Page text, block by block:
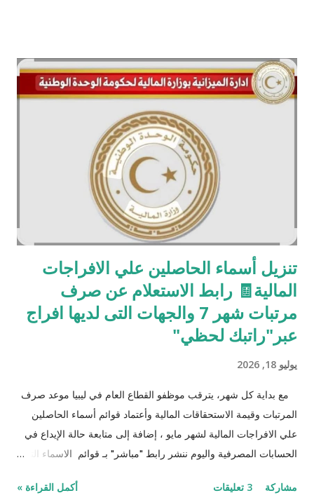
6500 و الكهرباء أقل 2500 وأكتر مرتب 8000 أسماء قوائم
الإفراجات المالية الجديدة عن مرتبات الموظفين في ليبيا شهدت
منظومة “راتبك لحظي” التي أطلقت لتسريع إحالة المرتبات إلى
المصارف، تباطؤاً في دخول الجهات الرسمية إليها خلال شهري نوفمبر
وديسمبر يالروابط ، نتيجة معارضة حكومة حماد وعدد من الوزارات
التابعة لحكومة الدبيبة. هذا التباطؤ انعكس على حجم المرتبات المحالة
شهرياً، حيث سجلت المنظومة نموا...
تنزيل أسماء الحاصلين علي الافراجات
المالية🧾 رابط الاستعلام عن صرف
مرتبات شهر 7 والجهات التى لديها افراج
عبر"راتبك لحظي"
يوليو 18, 2026
مع بداية كل شهر، يترقب موظفو القطاع العام في ليبيا موعد صرف
المرتبات وقيمة الاستحقاقات المالية وأعتماد قوائم أسماء الحاصلين
علي الافراجات المالية لشهر مايو ، إضافة إلى متابعة حالة الإيداع في
الحسابات المصرفية واليوم ننشر رابط "مباشر" بـ قوائم الاسماء التي
المنظومة الافراجات المالية رابط الاستعلام عن صرف مرتبات شهر 7
مشاركة 3 تعليقات أكمل القراءة »